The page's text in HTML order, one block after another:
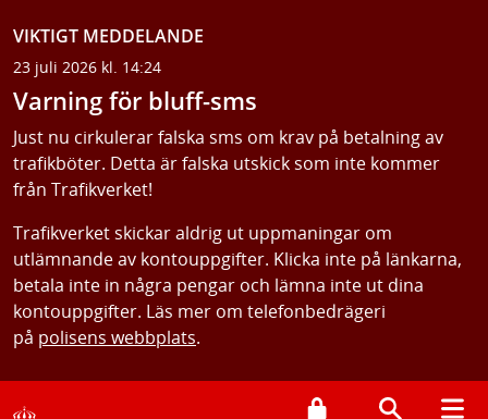
VIKTIGT MEDDELANDE
23 juli 2026 kl. 14:24
Varning för bluff-sms
Just nu cirkulerar falska sms om krav på betalning av
trafikböter. Detta är falska utskick som inte kommer
från Trafikverket!
Trafikverket skickar aldrig ut uppmaningar om
utlämnande av kontouppgifter. Klicka inte på länkarna,
betala inte in några pengar och lämna inte ut dina
kontouppgifter. Läs mer om telefonbedrägeri
på polisens webbplats.